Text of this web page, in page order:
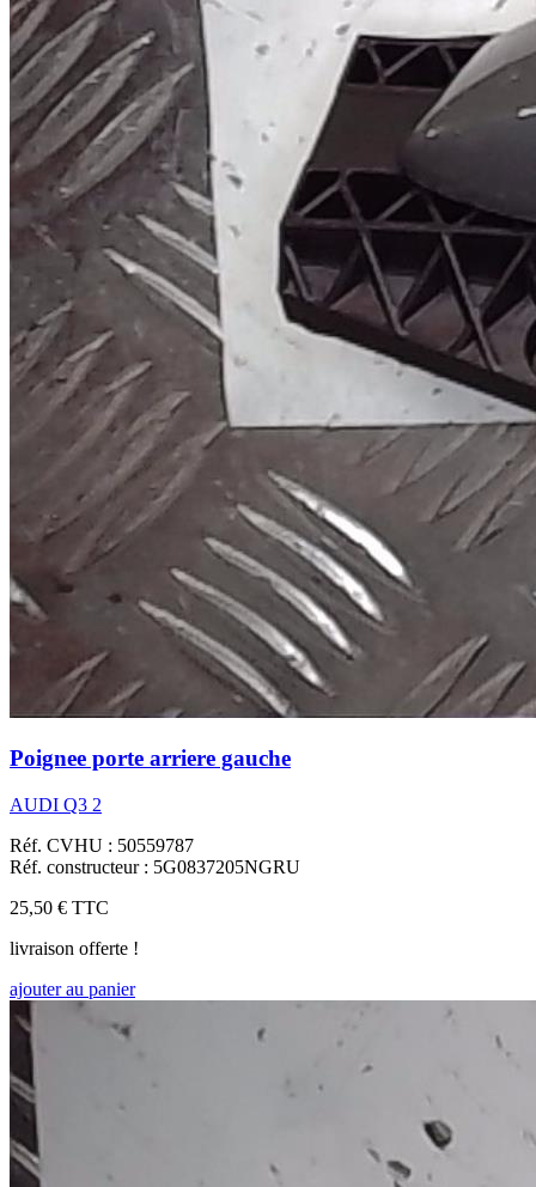
Poignee porte arriere gauche
AUDI Q3 2
Réf. CVHU : 50559787
Réf. constructeur : 5G0837205NGRU
25,50 € TTC
livraison offerte !
ajouter au panier